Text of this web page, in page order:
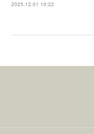
2025.12.01 10:22